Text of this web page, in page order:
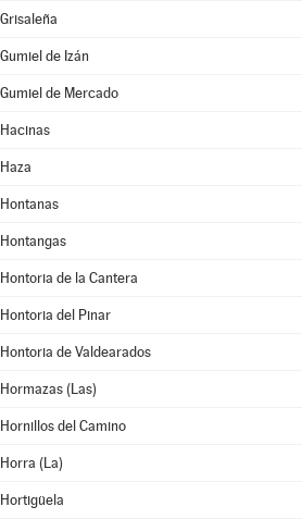
Grisaleña
Gumiel de Izán
Gumiel de Mercado
Hacinas
Haza
Hontanas
Hontangas
Hontoria de la Cantera
Hontoria del Pinar
Hontoria de Valdearados
Hormazas (Las)
Hornillos del Camino
Horra (La)
Hortigüela